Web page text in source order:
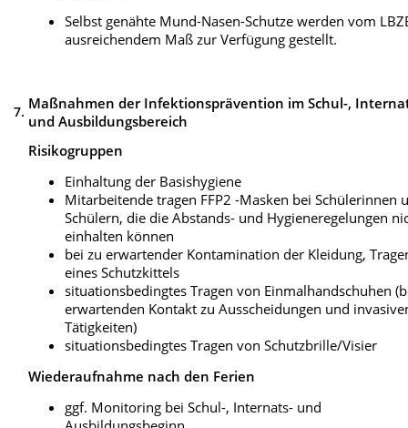
Selbst genähte Mund-Nasen-Schutze werden vom
ausreichendem Maß zur Verfügung gestellt.
7. Maßnahmen der Infektionsprävention im Schul-,
und Ausbildungsbereich
Risikogruppen
Einhaltung der Basishygiene
Mitarbeitende tragen FFP2 -Masken bei Schülerinnen
Schülern, die die Abstands- und Hygieneregelungen
einhalten können
bei zu erwartender Kontamination der Kleidung,
eines Schutzkittels
situationsbedingtes Tragen von Einmalhandschuhen
erwartenden Kontakt zu Ausscheidungen und
Tätigkeiten)
situationsbedingtes Tragen von Schutzbrille/Visier
Wiederaufnahme nach den Ferien
ggf. Monitoring bei Schul-, Internats- und